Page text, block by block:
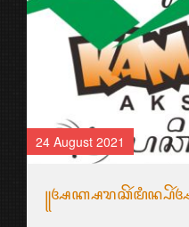
24 August 2021